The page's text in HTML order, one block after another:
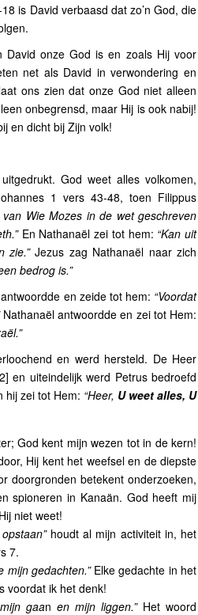
is David verbaasd dat zo’n God, die
David onze God is en zoals Hij voor
net als David in verwondering en
ons zien dat onze God niet alleen
onbegrensd, maar Hij is ook nabij!
en dicht bij Zijn volk!
God weet alles volkomen,
1 vers 43-48, toen Filippus
Wie Mozes in de wet geschreven
En Nathanaël zei tot hem: “Kan uit
zie.”Jezus zag Nathanaël naar zich
bedrog is.”
en zeide tot hem: “Voordat
Nathanaël antwoordde en zei tot Hem:
en werd hersteld. De Heer
en uiteindelijk werd Petrus bedroefd
hij zei tot Hem: “Heer, U weet alles, U
God kent mijn wezen tot in de kern!
Hij kent het weefsel en de diepste
doorgronden betekent onderzoeken,
spioneren in Kanaän. God heeft mij
niet weet!
houdt al mijn activiteit in, het
7.
mijn gedachten.”Elke gedachte in het
voordat ik het denk!
gaan en mijn liggen.”Het woord